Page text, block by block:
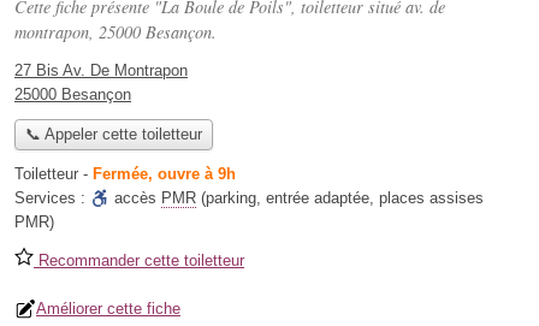
Cette fiche présente "La Boule de Poils", toiletteur situé av. de
montrapon, 25000 Besançon.
27 Bis Av. De Montrapon
25000 Besançon
📞 Appeler cette toiletteur
Toiletteur - Fermée, ouvre à 9h
Services :
accès PMR (parking, entrée adaptée, places assises
PMR)
Recommander cette toiletteur
Améliorer cette fiche